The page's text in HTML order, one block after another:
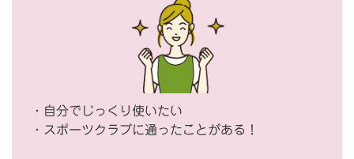
・自分でじっくり使いたい
・スポーツクラブに通ったことがある！